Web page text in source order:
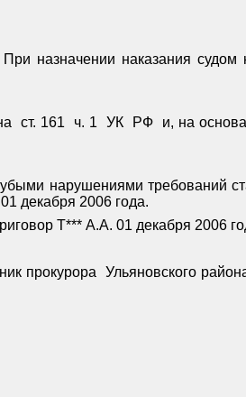
При назначении наказания
ст. 161 ч. 1 УК РФ и, на
нарушениями требований
декабря 2006 года.
Т*** А.А. 01 декабря 2006
прокурора
Ульяновского